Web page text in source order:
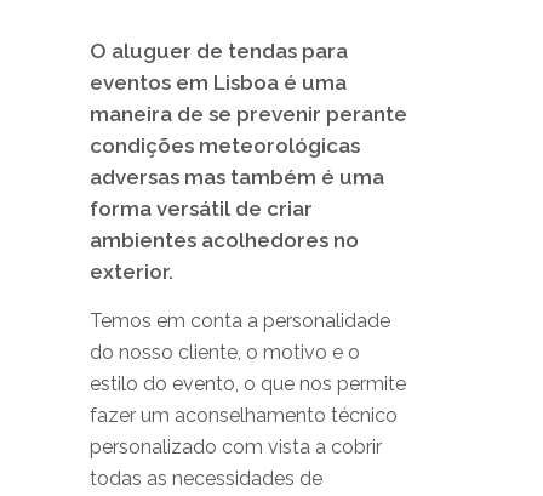
O aluguer de tendas para
eventos em Lisboa é uma
maneira de se prevenir perante
condições meteorológicas
adversas mas também é uma
forma versátil de criar
ambientes acolhedores no
exterior.
Temos em conta a personalidade
do nosso cliente, o motivo e o
estilo do evento, o que nos permite
fazer um aconselhamento técnico
personalizado com vista a cobrir
todas as necessidades de